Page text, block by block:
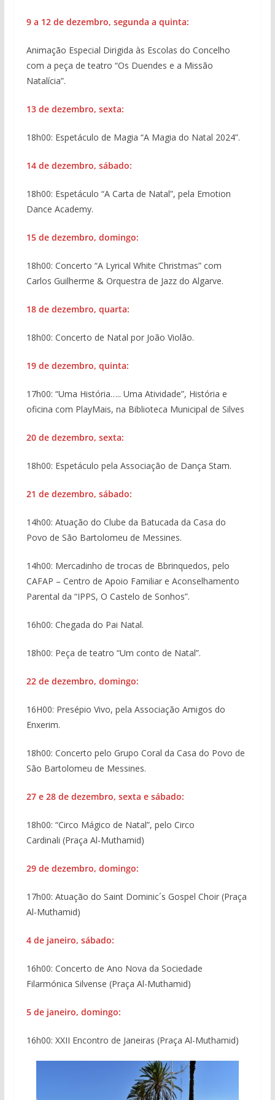
9 a 12 de dezembro, segunda a quinta:
Animação Especial Dirigida às Escolas do Concelho
com a peça de teatro “Os Duendes e a Missão
Natalícia”.
13 de dezembro, sexta:
18h00: Espetáculo de Magia “A Magia do Natal 2024”.
14 de dezembro, sábado:
18h00: Espetáculo “A Carta de Natal”, pela Emotion
Dance Academy.
15 de dezembro, domingo:
18h00: Concerto “A Lyrical White Christmas” com
Carlos Guilherme & Orquestra de Jazz do Algarve.
18 de dezembro, quarta:
18h00: Concerto de Natal por João Violão.
19 de dezembro, quinta:
17h00: “Uma História….. Uma Atividade”, História e
oficina com PlayMais, na Biblioteca Municipal de Silves
20 de dezembro, sexta:
18h00: Espetáculo pela Associação de Dança Stam.
21 de dezembro, sábado:
14h00: Atuação do Clube da Batucada da Casa do
Povo de São Bartolomeu de Messines.
14h00: Mercadinho de trocas de Bbrinquedos, pelo
CAFAP – Centro de Apoio Familiar e Aconselhamento
Parental da “IPPS, O Castelo de Sonhos”.
16h00: Chegada do Pai Natal.
18h00: Peça de teatro “Um conto de Natal”.
22 de dezembro, domingo:
16H00: Presépio Vivo, pela Associação Amigos do
Enxerim.
18h00: Concerto pelo Grupo Coral da Casa do Povo de
São Bartolomeu de Messines.
27 e 28 de dezembro, sexta e sábado:
18h00: “Circo Mágico de Natal”, pelo Circo
Cardinali (Praça Al-Muthamid)
29 de dezembro, domingo:
17h00: Atuação do Saint Dominic´s Gospel Choir (Praça
Al-Muthamid)
4 de janeiro, sábado:
16h00: Concerto de Ano Nova da Sociedade
Filarmónica Silvense (Praça Al-Muthamid)
5 de janeiro, domingo:
16h00: XXII Encontro de Janeiras (Praça Al-Muthamid)